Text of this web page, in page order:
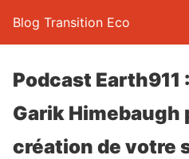
Blog Transition Eco
Podcast Earth911
Garik Himebaugh
création de votre